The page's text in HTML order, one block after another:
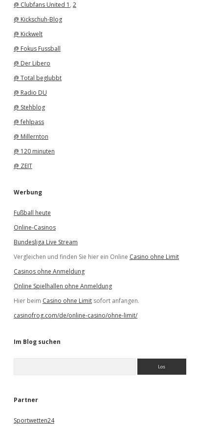
@ Clubfans United 1 , 2
@ Kickschuh-Blog
@ Kickwelt
@ Fokus Fussball
@ Der Libero
@ Total beglubbt
@ Radio DU
@ Stehblog
@ fehlpass
@ Millernton
@ 120 minuten
@ ZEIT
Werbung
Fußball heute
Online-Casinos
Bundesliga Live Stream
Vergleichen und finden Sie hier ein Online Casino ohne Limit
Casinos ohne Anmeldung
Online Spielhallen ohne Anmeldung
Hier beim Casino ohne Limit sofort anfangen.
casinofrog.com/de/online-casino/ohne-limit/
Im Blog suchen
e
Partner
Sportwetten24